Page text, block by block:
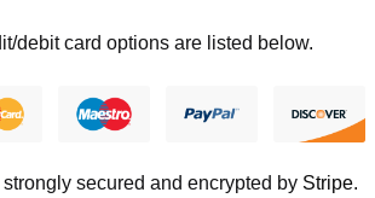
debit card options are listed below.
secured and encrypted by Stripe.